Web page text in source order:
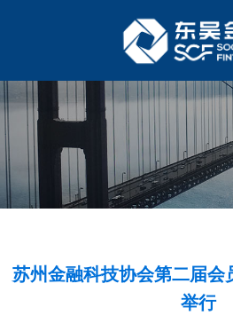
苏州金融科技协会第二届会
举行